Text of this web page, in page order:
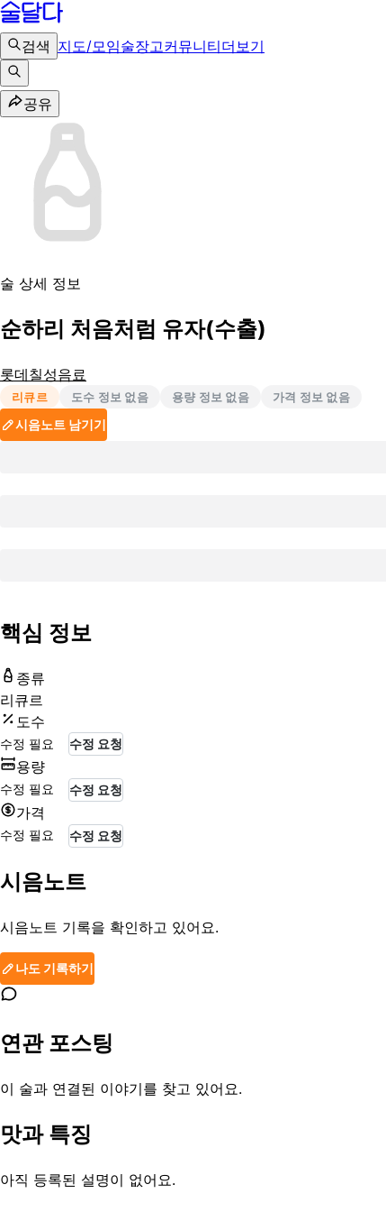
검색 지도/모임술장고커뮤니티더보기
공유
술 상세 정보
순하리 처음처럼 유자(수출)
롯데칠성음료
리큐르 도수 정보 없음 용량 정보 없음 가격 정보 없음
시음노트 남기기
핵심 정보
종류
리큐르
도수
수정 필요 수정 요청
용량
수정 필요 수정 요청
가격
수정 필요 수정 요청
시음노트
시음노트 기록을 확인하고 있어요.
나도 기록하기
연관 포스팅
이 술과 연결된 이야기를 찾고 있어요.
맛과 특징
아직 등록된 설명이 없어요.